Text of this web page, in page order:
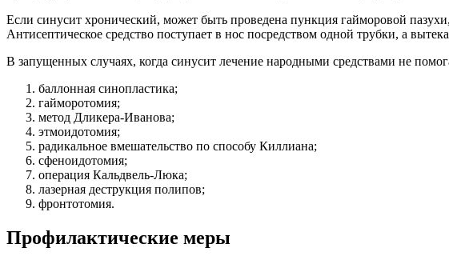
Если синусит хронический, может быть проведена пункция гайморовой
Антисептическое средство поступает в нос посредством одной трубки, а
В запущенных случаях, когда синусит лечение народными средствами не
баллонная синопластика;
гайморотомия;
метод Дликера-Иванова;
этмоидотомия;
радикальное вмешательство по способу Киллиана;
сфеноидотомия;
операция Кальдвель-Люка;
лазерная деструкция полипов;
фронтотомия.
Профилактические меры